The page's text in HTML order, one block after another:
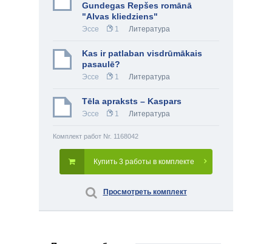
Gundegas Repšes romānā
"Alvas kliedziens"
Эссе 1 Литература
Kas ir patlaban visdrūmākais
pasaulē?
Эссе 1 Литература
Tēla apraksts – Kaspars
Эссе 1 Литература
Комплект работ Nr. 1168042
Купить 3 работы в комплекте
Просмотреть комплект